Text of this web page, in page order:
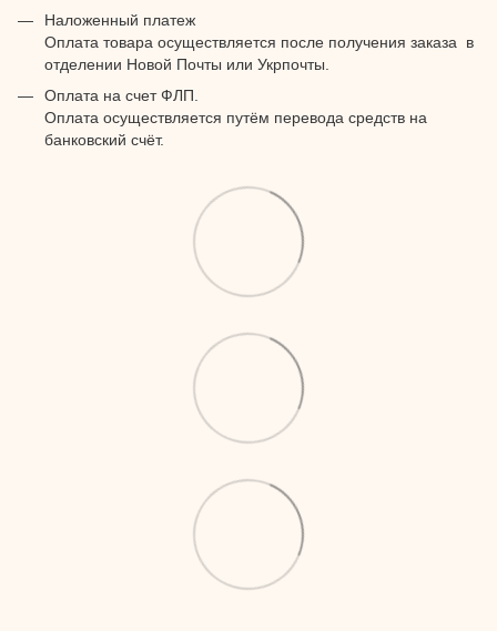
Наложенный платеж
Оплата товара осуществляется после получения заказа в
отделении Новой Почты или Укрпочты.
Оплата на счет ФЛП.
Оплата осуществляется путём перевода средств на
банковский счёт.